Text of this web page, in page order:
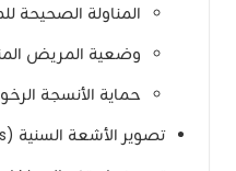
المناولة الصحيحة
وضعية المريض
حماية الأنسجة
تصوير الأشعة السنية (Dental Radiographs).